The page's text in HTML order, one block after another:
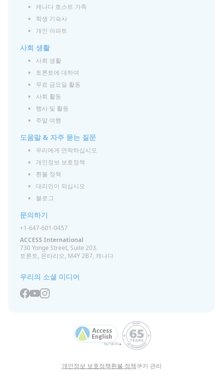
캐나다 호스트 가족
학생 기숙사
개인 아파트
사회 생활
사회 생활
토론토에 대하여
무료 금요일 활동
사회 활동
행사 및 활동
주말 여행
도움말 & 자주 묻는 질문
우리에게 연락하십시오
개인정보 보호정책
환불 정책
대리인이 되십시오
블로그
문의하기
+1-647-601-0457
ACCESS International
730 Yonge Street, Suite 203.
토론토, 온타리오, M4Y 2B7, 캐나다
우리의 소셜 미디어
개인정보 보호정책환불 정책쿠키 관리